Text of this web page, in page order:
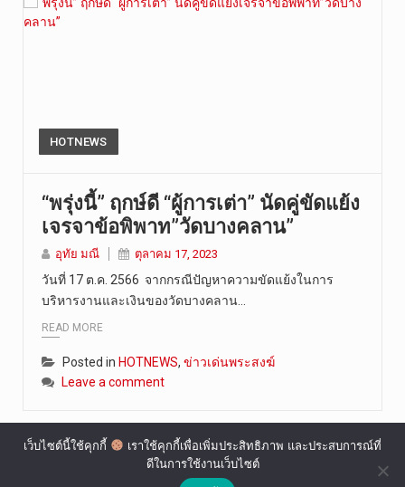
HOTNEWS
“พรุ่งนี้” ฤกษ์ดี “ผู้การเต่า” นัดคู่ขัดแย้ง
เจรจาข้อพิพาท”วัดบางคลาน”
อุทัย มณี ตุลาคม 17, 2023
วันที่ 17 ต.ค. 2566 จากกรณีปัญหาความขัดแย้งในการ
บริหารงานและเงินของวัดบางคลาน…
READ MORE
Posted in HOTNEWS, ข่าวเด่นพระสงฆ์
Leave a comment
เว็บไซต์นี้ใช้คุกกี้
เราใช้คุกกี้เพื่อเพิ่มประสิทธิภาพ และประสบการณ์ที่
ดีในการใช้งานเว็บไซต์